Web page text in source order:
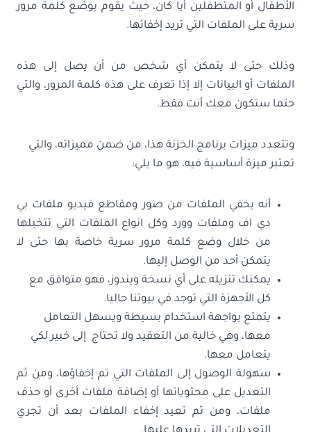
الأطفال أو المتطفلين أيا كان، حيث يقوم بوضع كلمة مرور
سرية على الملفات التي تريد إخفائها.
وذلك حتى لا يتمكن أي شخص من أن يصل إلى هذه
الملفات أو البيانات إلا إذا تعرف على هذه كلمة المرور، والتي
حتما ستكون معك أنت فقط.
وتتعدد ميزات برنامج الخزنة هذا، من ضمن مميزاته، والتي
تعتبر ميزة أساسية فيه، هو ما يلي:
أنه يخفي الملفات من صور ومقاطع فيديو ملفات بي
دي اف وملفات وورد وكل انواع الملفات التي تتخيلها
من خلال وضع كلمة مرور سرية خاصة بها حتى لا
يتمكن أحد من الوصل إليها.
يمكنك تنزيله على أي نسخة ويندوز، فهو متوافق مع
كل الأجهزة التي توجد في بيوتنا حاليا.
يتمتع بواجهة استخدام بسيطة ويسهل التعامل
معها، وهي خالية من التعقيد ولا تحتاج إلى خبير لكي
يتعامل معها.
سهولة الوصول إلى الملفات التي تم إخفاؤها، ومن ثم
التعديل على محتوياتها أو إضافة ملفات أخرى أو حذف
ملفات، ومن ثم تعيد إخفاء الملفات بعد أن تجري